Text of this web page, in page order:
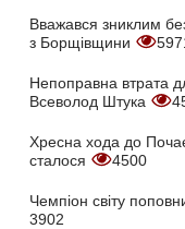
Вважався зниклим
з Борщівщини
Непоправна втрата
Всеволод Штука
Хресна хода до
сталося
4500
Чемпіон світу
3902